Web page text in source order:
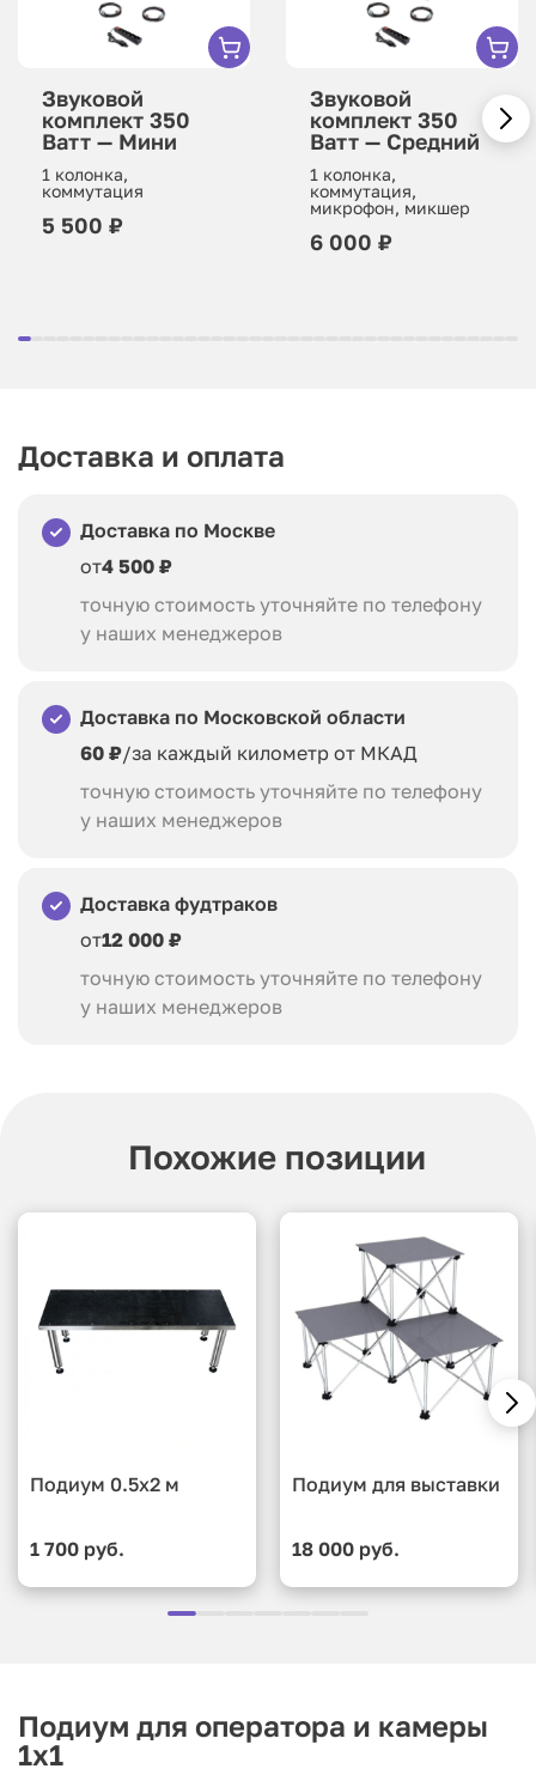
Звуковой
комплект 350
Ватт — Мини
1 колонка,
коммутация
5 500 ₽
Звуковой
комплект 350
Ватт — Средний
1 колонка,
коммутация,
микрофон, микшер
6 000 ₽
Доставка и оплата
Доставка по Москве
от4 500 ₽
точную стоимость уточняйте по телефону
у наших менеджеров
Доставка по Московской области
60 ₽/за каждый километр от МКАД
точную стоимость уточняйте по телефону
у наших менеджеров
Доставка фудтраков
от12 000 ₽
точную стоимость уточняйте по телефону
у наших менеджеров
Похожие позиции
Подиум 0.5x2 м
1 700 руб.
Подиум для выставки
18 000 руб.
Подиум для оператора и камеры
1x1